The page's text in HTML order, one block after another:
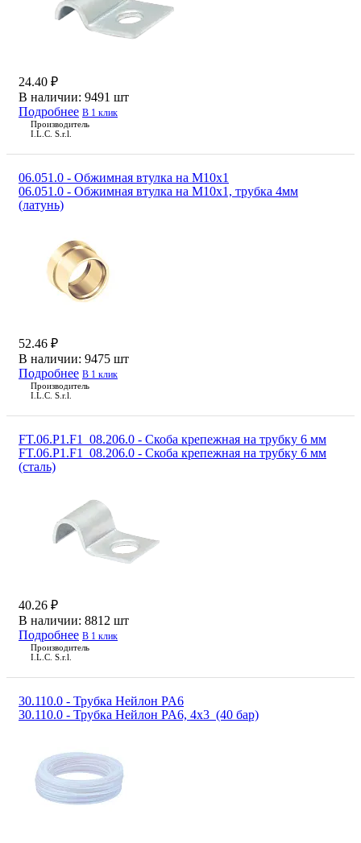
24.40 ₽
В наличии: 9491 шт
Подробнее В 1 клик
Производитель
I.L.C. S.r.l.
06.051.0 - Обжимная втулка на М10х1
06.051.0 - Обжимная втулка на М10х1, трубка 4мм
(латунь)
52.46 ₽
В наличии: 9475 шт
Подробнее В 1 клик
Производитель
I.L.C. S.r.l.
FT.06.P1.F1_08.206.0 - Скоба крепежная на трубку 6 мм
FT.06.P1.F1_08.206.0 - Скоба крепежная на трубку 6 мм
(cталь)
40.26 ₽
В наличии: 8812 шт
Подробнее В 1 клик
Производитель
I.L.C. S.r.l.
30.110.0 - Трубка Нейлон PA6
30.110.0 - Трубка Нейлон PA6, 4x3 (40 бар)